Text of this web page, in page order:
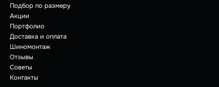
Подбор по размеру
Акции
Портфолио
Доставка и оплата
Шиномонтаж
Отзывы
Советы
Контакты